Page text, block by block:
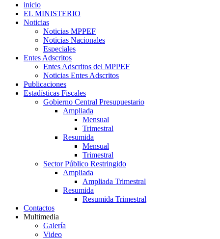
inicio
EL MINISTERIO
Noticias
Noticias MPPEF
Noticias Nacionales
Especiales
Entes Adscritos
Entes Adscritos del MPPEF
Noticias Entes Adscritos
Publicaciones
Estadísticas Fiscales
Gobierno Central Presupuestario
Ampliada
Mensual
Trimestral
Resumida
Mensual
Trimestral
Sector Público Restringido
Ampliada
Ampliada Trimestral
Resumida
Resumida Trimestral
Contactos
Multimedia
Galería
Video